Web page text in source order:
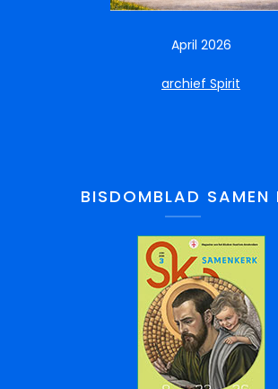
April 2026
archief Spirit
BISDOMBLAD SAMEN